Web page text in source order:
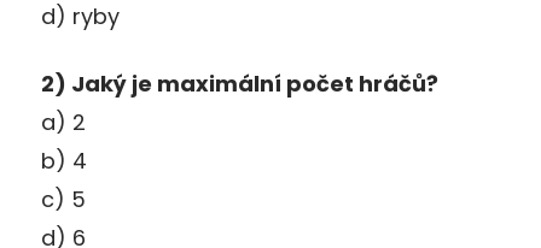
d) ryby
2) Jaký je maximální počet hráčů?
a) 2
b) 4
c) 5
d) 6